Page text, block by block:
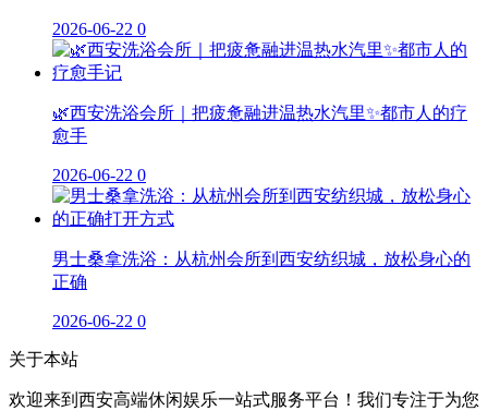
2026-06-22 0
🌿西安洗浴会所｜把疲惫融进温热水汽里✨都市人的疗
愈手
2026-06-22 0
男士桑拿洗浴：从杭州会所到西安纺织城，放松身心的
正确
2026-06-22 0
关于本站
欢迎来到西安高端休闲娱乐一站式服务平台！我们专注于为您